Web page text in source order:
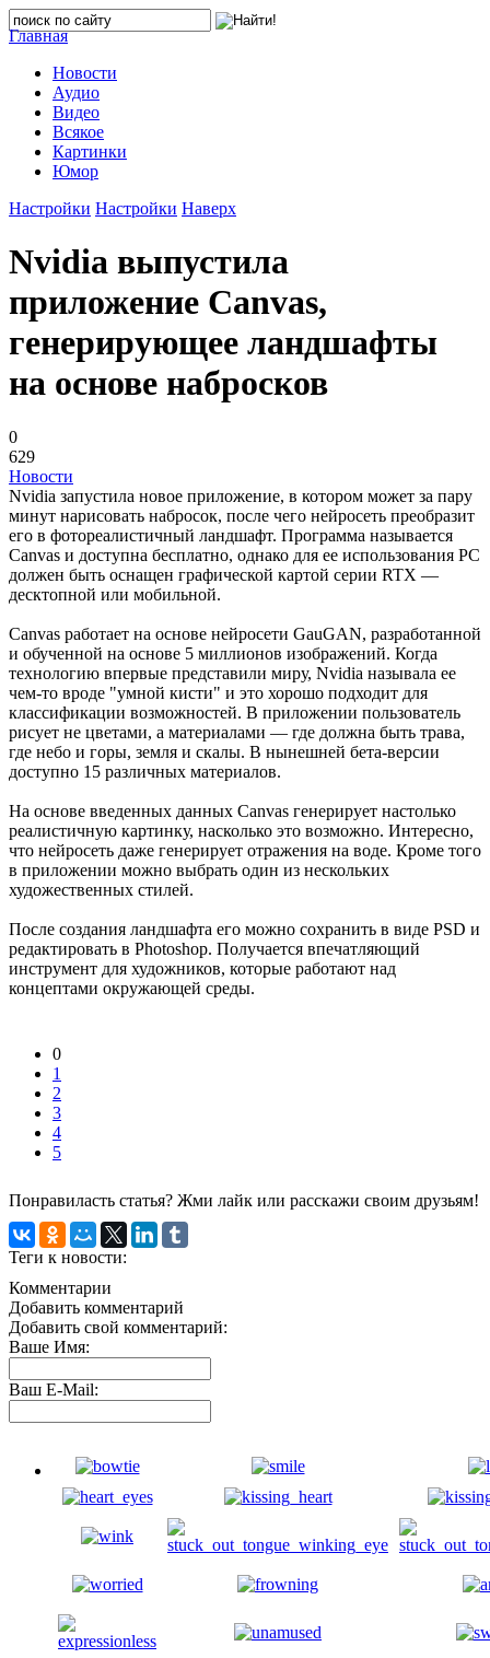
Главная
Новости
Аудио
Видео
Всякое
Картинки
Юмор
Настройки Настройки Наверх
Nvidia выпустила
приложение Canvas,
генерирующее ландшафты
на основе набросков
0
629
Новости
Nvidia запустила новое приложение, в котором может за пару
минут нарисовать набросок, после чего нейросеть преобразит
его в фотореалистичный ландшафт. Программа называется
Canvas и доступна бесплатно, однако для ее использования PC
должен быть оснащен графической картой серии RTX —
десктопной или мобильной.
Canvas работает на основе нейросети GauGAN, разработанной
и обученной на основе 5 миллионов изображений. Когда
технологию впервые представили миру, Nvidia называла ее
чем-то вроде "умной кисти" и это хорошо подходит для
классификации возможностей. В приложении пользователь
рисует не цветами, а материалами — где должна быть трава,
где небо и горы, земля и скалы. В нынешней бета-версии
доступно 15 различных материалов.
На основе введенных данных Canvas генерирует настолько
реалистичную картинку, насколько это возможно. Интересно,
что нейросеть даже генерирует отражения на воде. Кроме того
в приложении можно выбрать один из нескольких
художественных стилей.
После создания ландшафта его можно сохранить в виде PSD и
редактировать в Photoshop. Получается впечатляющий
инструмент для художников, которые работают над
концептами окружающей среды.
0
1
2
3
4
5
Понравиласть статья? Жми лайк или расскажи своим друзьям!
Теги к новости:
Комментарии
Добавить комментарий
Добавить свой комментарий:
Ваше Имя:
Ваш E-Mail: